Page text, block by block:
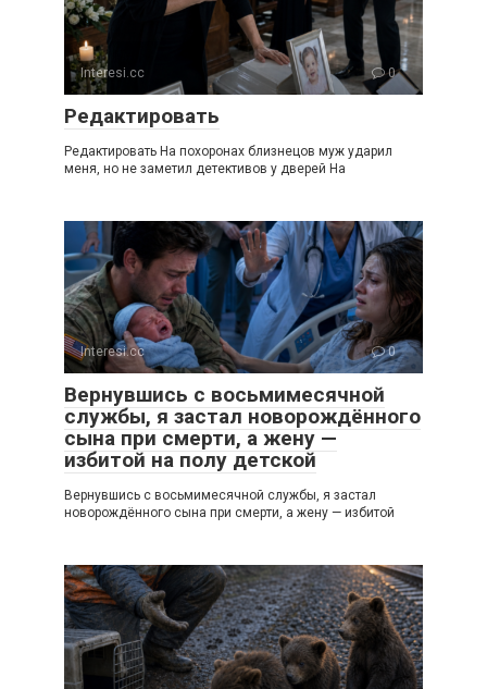
Interesi.cc 0
Редактировать
Редактировать На похоронах близнецов муж ударил
меня, но не заметил детективов у дверей На
Interesi.cc 0
Вернувшись с восьмимесячной
службы, я застал новорождённого
сына при смерти, а жену —
избитой на полу детской
Вернувшись с восьмимесячной службы, я застал
новорождённого сына при смерти, а жену — избитой